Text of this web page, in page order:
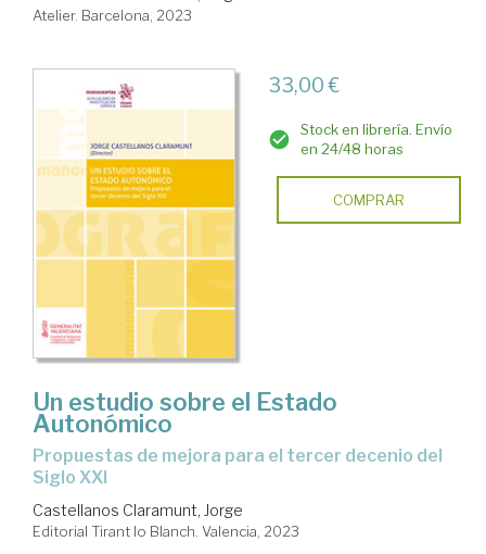
Atelier. Barcelona, 2023
33,00 €
Stock en librería. Envío
en 24/48 horas
COMPRAR
Un estudio sobre el Estado
Autonómico
propuestas de mejora para el tercer decenio del
Siglo XXI
Castellanos Claramunt, Jorge
Editorial Tirant lo Blanch. Valencia, 2023